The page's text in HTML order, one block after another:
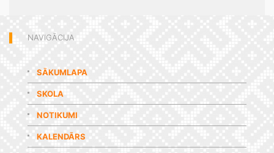
NAVIGĀCIJA
SĀKUMLAPA
SKOLA
NOTIKUMI
KALENDĀRS